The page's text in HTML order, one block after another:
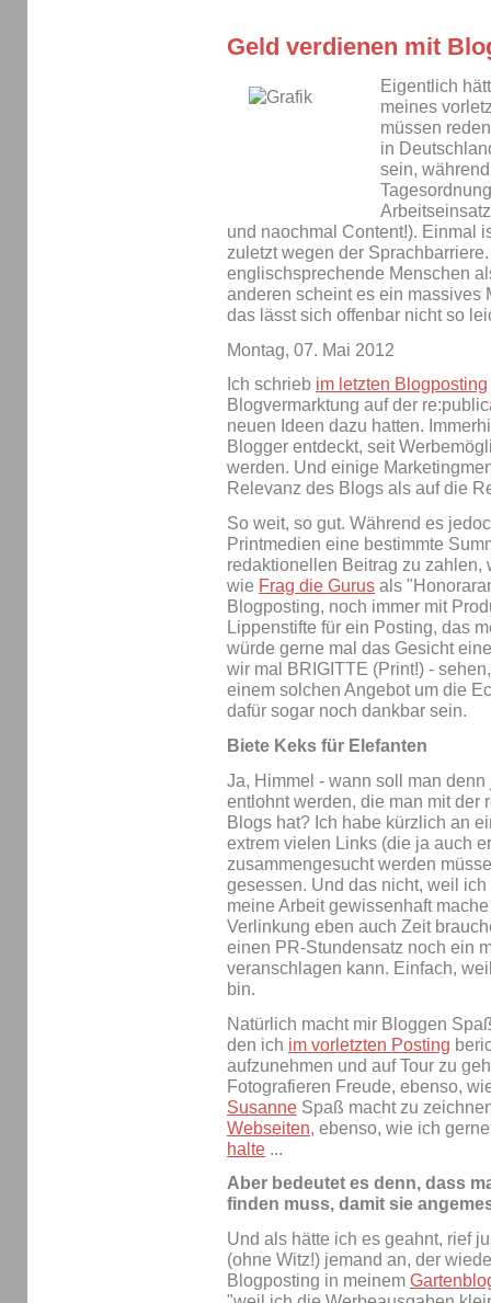
Geld verdienen mit
Eigentlich
meines
müssen
in
sein,
und naochmal Content!). Einmal
zuletzt wegen der
englischsprechende Menschen
anderen scheint es ein massives
das lässt sich offenbar nicht so
Montag, 07. Mai 2012
Ich schrieb im letzten Blogposting
Blogvermarktung auf der
neuen Ideen dazu hatten.
Blogger entdeckt, seit
werden. Und einige
Relevanz des Blogs als auf die
So weit, so gut. Während es
Printmedien eine bestimmte
redaktionellen Beitrag zu
wie Frag die Gurus als
Blogposting, noch immer mit
Lippenstifte für ein Posting, das
würde gerne mal das Gesicht
wir mal BRIGITTE (Print!) -
einem solchen Angebot um die
dafür sogar noch dankbar sein.
Biete Keks für Elefanten
Ja, Himmel - wann soll man
entlohnt werden, die man mit der
Blogs hat? Ich habe kürzlich an
extrem vielen Links (die ja auch
zusammengesucht werden
gesessen. Und das nicht, weil
meine Arbeit gewissenhaft
Verlinkung eben auch Zeit
einen PR-Stundensatz noch ein
veranschlagen kann. Einfach,
bin.
Natürlich macht mir Bloggen
den ich im vorletzten Posting
aufzunehmen und auf Tour zu
Fotografieren Freude, ebenso,
Susanne Spaß macht zu
Webseiten, ebenso, wie ich
halte ...
Aber bedeutet es denn, dass
finden muss, damit sie
Und als hätte ich es geahnt, rief
(ohne Witz!) jemand an, der
Blogposting in meinem